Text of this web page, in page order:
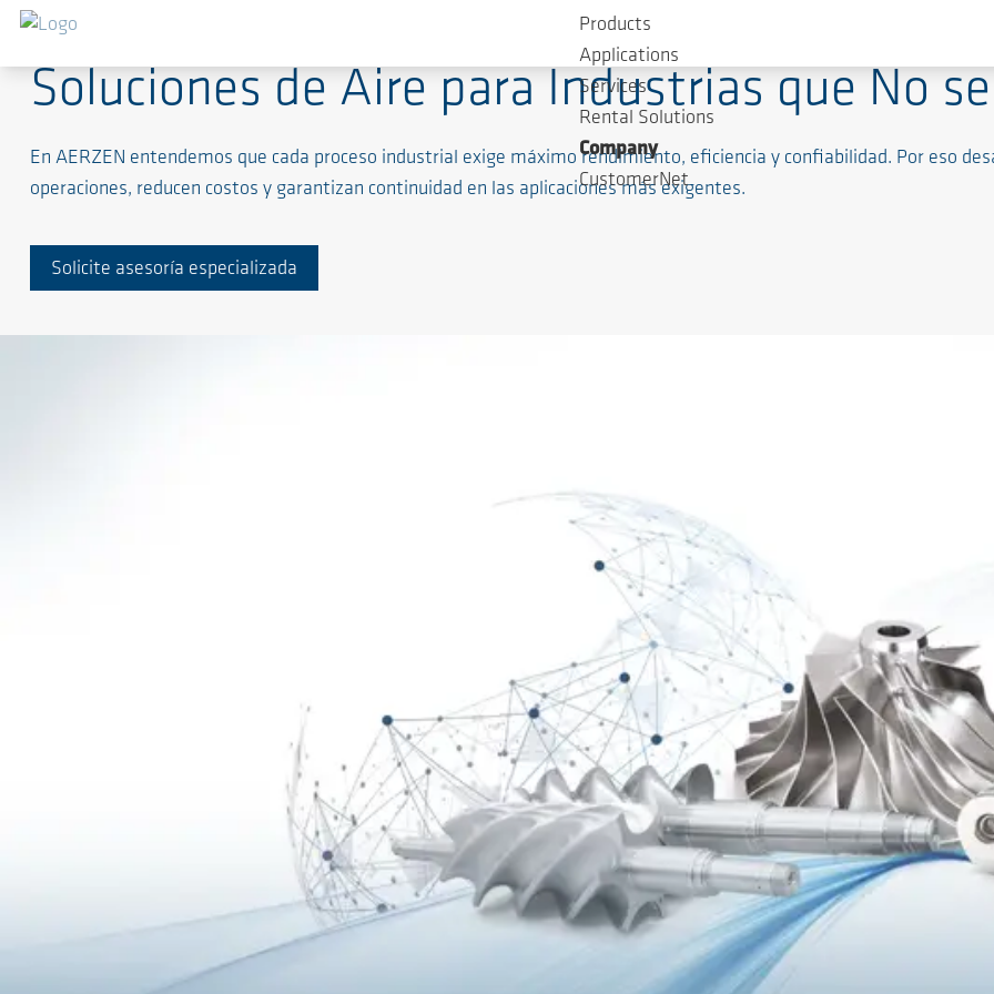
Soluciones de Aire para Industrias que No
En AERZEN entendemos que cada proceso industrial exige máximo rendimiento, eficiencia y confiabilidad. Por eso
operaciones, reducen costos y garantizan continuidad en las aplicaciones más exigentes.
Solicite asesoría especializada
Products
Applications
Services
Rental Solutions
Company
CustomerNet